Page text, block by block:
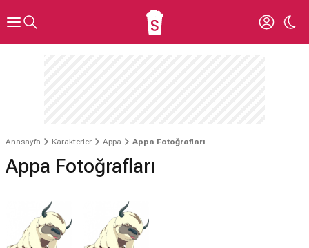
Anasayfa Karakterler Appa Appa Fotoğrafları
Appa Fotoğrafları